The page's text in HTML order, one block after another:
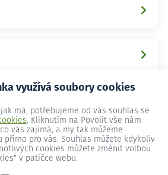
využívá soubory cookies
má, potřebujeme od vás souhlas se
. Kliknutím na Povolit vše nám
vás zajímá, a my tak můžeme
přímo pro vás. Souhlas můžete kdykoliv
cookies můžete změnit volbou
v patičce webu.